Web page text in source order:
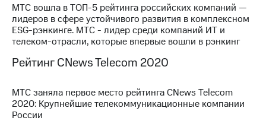
облигаций
Другое
Регистратор
Контакты
деловая этика
На главную
МТС вошла в ТОП-5 рейтинга российских компаний —
лидеров в сфере устойчивого развития в комплексном
ESG-рэнкинге. МТС - лидер среди компаний ИТ и
телеком-отрасли, которые впервые вошли в рэнкинг
Рейтинг CNews Telecom 2020
МТС заняла первое место рейтинга CNews Telecom
2020: Крупнейшие телекоммуникационные компании
России